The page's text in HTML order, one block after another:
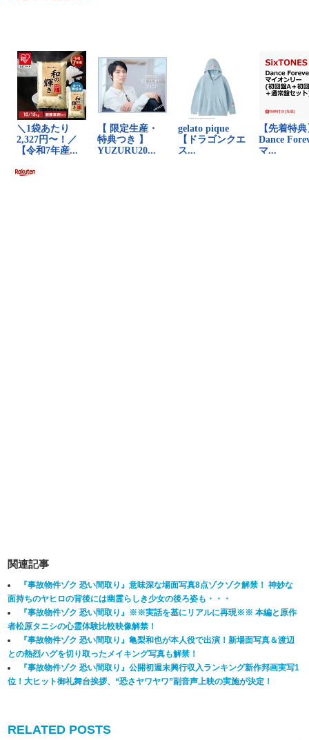
関連記事
『事故物件ゾク 恐い間取り』意味深な場面写真8点ゾクゾク解禁！ 神妙な
面持ちのヤヒロの背後には幽霊らしき少女の後ろ姿も・・・
『事故物件ゾク 恐い間取り』※※実話を基にリアルに再現※※ 本編と原作
者松原タニシの心霊体験比較映像解禁！
『事故物件ゾク 恐い間取り』亀梨和也が本人役で出演！新場面写真＆渡辺
との熱烈ハグを切り取ったメイキング写真も解禁！
『事故物件ゾク 恐い間取り』公開初週末興行収入ランキング新作邦画実写1
位！大ヒット御礼舞台挨拶、“恐さヤワヤワ”副音声上映の実施が決定！
RELATED POSTS